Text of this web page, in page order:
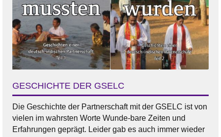
GESCHICHTE DER GSELC
Die Geschichte der Partnerschaft mit der GSELC ist von
vielen im wahrsten Worte Wunde-bare Zeiten und
Erfahrungen geprägt. Leider gab es auch immer wieder